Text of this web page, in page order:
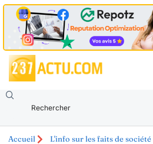
Accueil L'info sur les faits de société